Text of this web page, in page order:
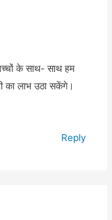
के साथ- साथ हम
का लाभ उठा सकेंगे।
Reply